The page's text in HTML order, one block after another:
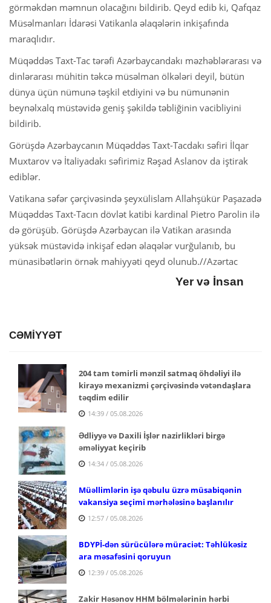
görməkdən məmnun olacağını bildirib. Qeyd edib ki, Qafqaz
Müsəlmanları İdarəsi Vatikanla əlaqələrin inkişafında
maraqlıdır.
Müqəddəs Taxt-Tac tərəfi Azərbaycandakı məzhəblərarası və
dinlərarası mühitin təkcə müsəlman ölkələri deyil, bütün
dünya üçün nümunə təşkil etdiyini və bu nümunənin
beynəlxalq müstəvidə geniş şəkildə təbliğinin vacibliyini
bildirib.
Görüşdə Azərbaycanın Müqəddəs Taxt-Tacdakı səfiri İlqar
Muxtarov və İtaliyadakı səfirimiz Rəşad Aslanov da iştirak
ediblər.
Vatikana səfər çərçivəsində şeyxülislam Allahşükür Paşazadə
Müqəddəs Taxt-Tacın dövlət katibi kardinal Pietro Parolin ilə
də görüşüb. Görüşdə Azərbaycan ilə Vatikan arasında
yüksək müstəvidə inkişaf edən əlaqələr vurğulanıb, bu
münasibətlərin örnək mahiyyəti qeyd olunub.//Azərtac
Yer və İnsan
CƏMİYYƏT
204 tam təmirli mənzil satmaq öhdəliyi ilə
kirayə mexanizmi çərçivəsində vətəndaşlara
təqdim edilir
14:39 / 05.08.2026
Ədliyyə və Daxili İşlər nazirlikləri birgə
əməliyyat keçirib
14:34 / 05.08.2026
Müəllimlərin işə qəbulu üzrə müsabiqənin
vakansiya seçimi mərhələsinə başlanılır
12:57 / 05.08.2026
BDYPİ-dən sürücülərə müraciət: Təhlükəsiz
ara məsafəsini qoruyun
12:39 / 05.08.2026
Zakir Həsənov HHM bölmələrinin hərbi